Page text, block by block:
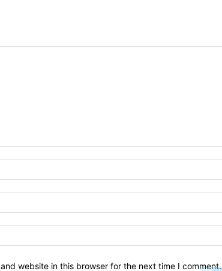
website in this browser for the next time I comment.